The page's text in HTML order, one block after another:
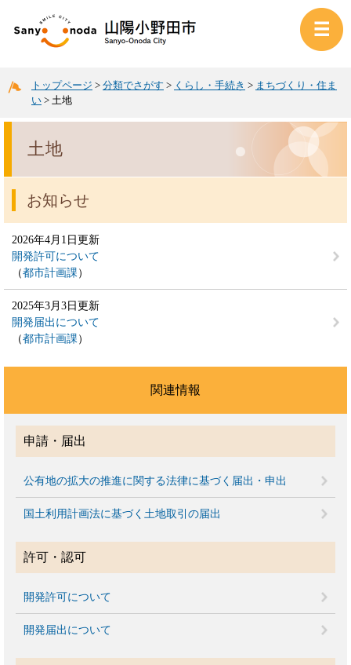
トップページ > 分類でさがす > くらし・手続き > まちづくり・住ま
い > 土地
土地
お知らせ
2026年4月1日更新
開発許可について
都市計画課
2025年3月3日更新
開発届出について
都市計画課
関連情報
申請・届出
公有地の拡大の推進に関する法律に基づく届出・申出
国土利用計画法に基づく土地取引の届出
許可・認可
開発許可について
開発届出について